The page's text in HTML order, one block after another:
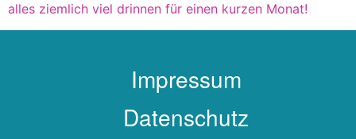
alles ziemlich viel drinnen für einen kurzen Monat!
Impressum
Datenschutz